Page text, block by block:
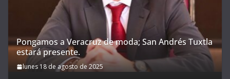
Pongamos a Veracruz de moda; San Andrés Tuxtla
estará presente.
lunes 18 de agosto de 2025